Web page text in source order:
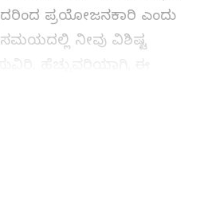
ಪ್ರಯೋಜನಕಾರಿ ಎಂದು
ಸಮಯದಲ್ಲಿ ನೀವು ವಿಶಿಷ್ಟ